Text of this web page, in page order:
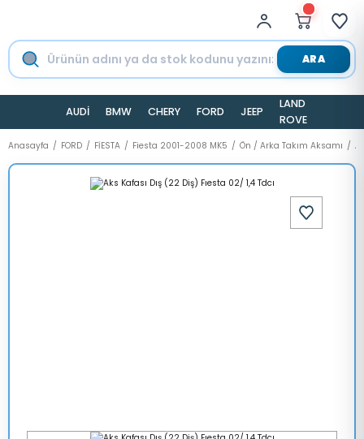
ARA
AUDİ BMW CHERY FORD JEEP
LAND
ROVER
Anasayfa FORD FİESTA Fiesta 2001-2008 MK5 Ön / Arka Takım Aksamı